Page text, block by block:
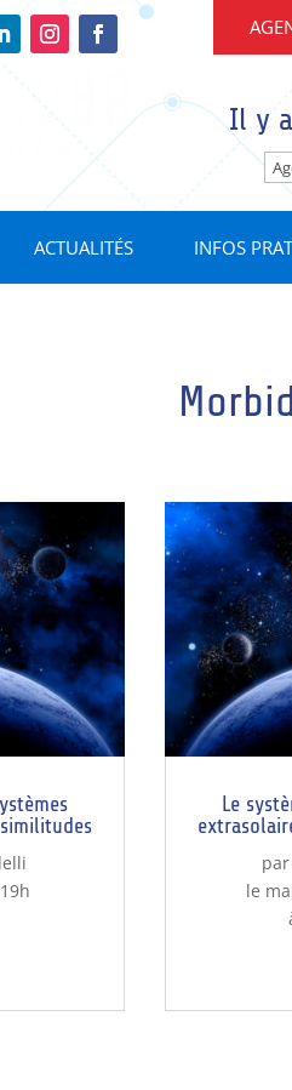
Il y
ACTUALITÉS INFOS
Le
le